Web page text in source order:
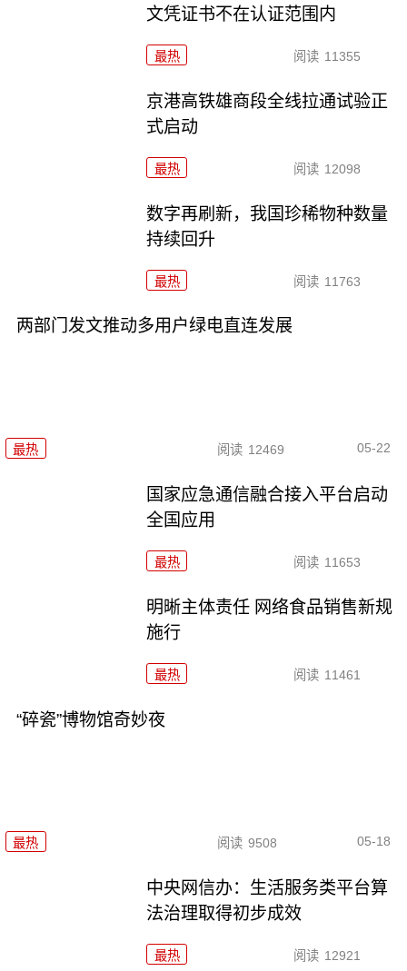
文凭证书不在认证范围内
最热 阅读 11355
京港高铁雄商段全线拉通试验正
式启动
最热 阅读 12098
数字再刷新，我国珍稀物种数量
持续回升
最热 阅读 11763
两部门发文推动多用户绿电直连发展
最热 阅读 12469 05-22
国家应急通信融合接入平台启动
全国应用
最热 阅读 11653
明晰主体责任 网络食品销售新规
施行
最热 阅读 11461
“碎瓷”博物馆奇妙夜
最热 阅读 9508 05-18
中央网信办：生活服务类平台算
法治理取得初步成效
最热 阅读 12921